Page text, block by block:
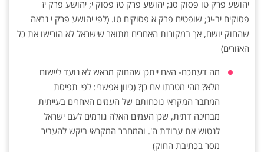
יהושע פרק טו פסוק סג; יהושע פרק טז פסוק י; יהושע פרק יז
פסוקים יב-יג; שופטים פרק א פסוקים טו. (לפי יהושע פרק י נראה
שהחוק יושם, אך במקורות האחרים מתואר שישראל לא הורישו את כל
האזורים)
מה דעתכם- האם ייתכן שהחוק מראש לא נועד ליישום
מלא? מהי מטרתו אם כן? (כיוון אפשרי: לפי תפיסת
המחבר המקראי נוכחותם של העמים האחרים בעייתית
מבחינה דתית, שכן העמים האלה גורמים לעם ישראל
לנטוש את עבודת ה'. והמחבר המקראי ביקש להעביר
מסר בכתיבת החוק)